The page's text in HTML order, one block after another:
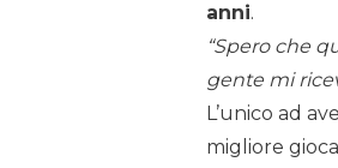
anni.
“Spero che
gente mi
L’unico ad
migliore